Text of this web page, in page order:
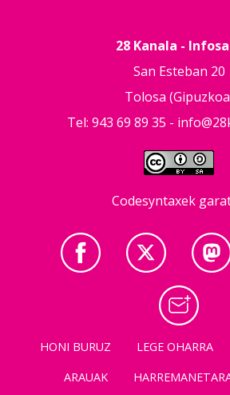
28 Kanala -
San Esteban 20
Tolosa
Tel: 943 69 89 35 -
Codesyntaxek
HONI BURUZ LEGE OHARRA
ARAUAK